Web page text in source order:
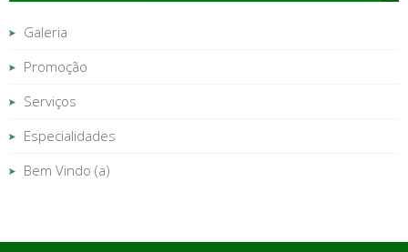
Galeria
Promoção
Serviços
Especialidades
Bem Vindo (a)